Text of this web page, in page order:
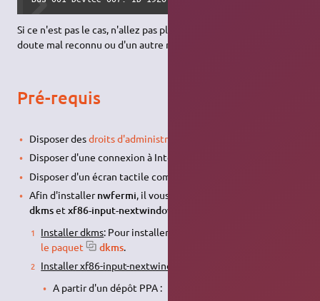
Si ce n'est pas le cas, n'allez pas plus loin: votre écran est sans
doute mal reconnu ou d'un autre modèle.
Pré-requis
Disposer desdroits d'administration
Disposer d'une connexion à Internet configurée et activée ;
Disposer d'un écran tactile compatible (voir plus haut) ;
Afin d'installernwfermi, il vous faudra installer au préalable
dkmset xf86-input-nextwindow
Installer dkms: Pour installer ce logiciel, il suffit d'
le paquet
dkms
Installer xf86-input-nextwindow
A partir d'un dépôt PPA :